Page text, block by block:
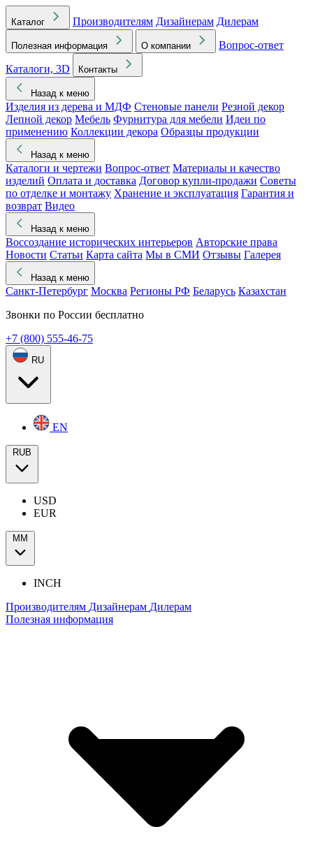
Каталог Производителям Дизайнерам Дилерам
Полезная информация О компании
Вопрос-ответ
Каталоги, 3D
Контакты
Назад к меню
Изделия из дерева и МДФ Стеновые панели Резной декор
Лепной декор Мебель Фурнитура для мебели Идеи по
применению Коллекции декора Образцы продукции
Назад к меню
Каталоги и чертежи Вопрос-ответ Материалы и качество
изделий Оплата и доставка Договор купли-продажи Советы
по отделке и монтажу Хранение и эксплуатация Гарантия и
возврат Видео
Назад к меню
Воссоздание исторических интерьеров Авторские права
Новости Статьи Карта сайта Мы в СМИ Отзывы Галерея
Назад к меню
Санкт-Петербург Москва Регионы РФ Беларусь Казахстан
Звонки по России бесплатно
+7 (800) 555-46-75
RU
EN
RUB
USD
EUR
ММ
INCH
Производителям Дизайнерам Дилерам
Полезная информация